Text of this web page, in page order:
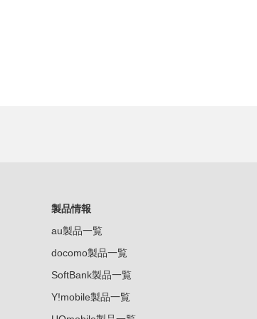
製品情報
au製品一覧
docomo製品一覧
SoftBank製品一覧
Y!mobile製品一覧